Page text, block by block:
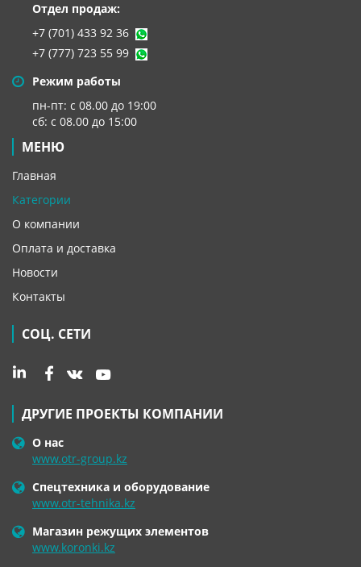
Отдел продаж:
+7 (701) 433 92 36
+7 (777) 723 55 99
Режим работы
пн-пт: с 08.00 до 19:00
сб: с 08.00 до 15:00
МЕНЮ
Главная
Категории
О компании
Оплата и доставка
Новости
Контакты
СОЦ. СЕТИ
ДРУГИЕ ПРОЕКТЫ КОМПАНИИ
О нас
www.otr-group.kz
Спецтехника и оборудование
www.otr-tehnika.kz
Магазин режущих элементов
www.koronki.kz